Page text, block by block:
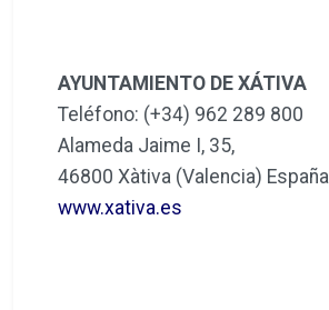
AYUNTAMIENTO DE XÁTIVA
Teléfono: (+34) 962 289 800
Alameda Jaime I, 35,
46800 Xàtiva (Valencia) España
www.xativa.es